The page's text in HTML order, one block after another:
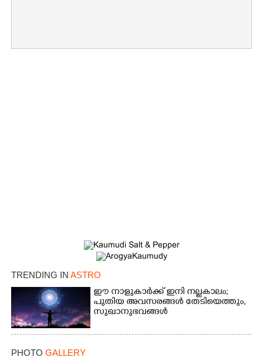
TRENDING IN ASTRO
ഈ നാളുകാർക്ക് ഇനി നല്ലകാലം;
പുതിയ അവസരങ്ങൾ തേടിയെത്തും,
സുഖാനുഭവങ്ങൾ
PHOTO GALLERY